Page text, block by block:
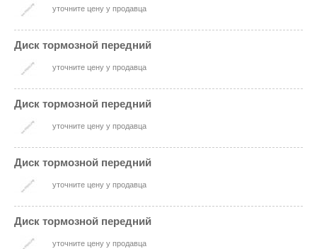
уточните цену у продавца
Диск тормозной передний
уточните цену у продавца
Диск тормозной передний
уточните цену у продавца
Диск тормозной передний
уточните цену у продавца
Диск тормозной передний
уточните цену у продавца